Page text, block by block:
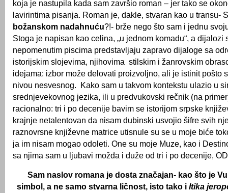
koja je nastupila kada sam završio roman – jer tako se
lavirintima pisanja. Roman je, dakle, stvaran kao u transu-
božanskom nadahnuću?!- brže nego što sam i jednu
Stoga je napisan kao celina, „u jednom komadu“, a dijalozi
nepomenutim piscima predstavljaju zapravo dijaloge sa
istorijskim slojevima, njihovima stilskim i žanrovskim
idejama: izbor može delovati proizvoljno, ali je istinit pošto
nivou nesvesnog. Kako sam u takvom kontekstu ulazio u
srednjevekovnog jezika, ili u predvukovski rečnik (na
racionalno: tri i po decenije bavim se istorijom srpske
krajnje netalentovan da nisam dubinski usvojio šifre svih
raznovrsne književne matrice utisnule su se u moje biće
ja im nisam mogao odoleti. One su moje Muze, kao i
sa njima sam u ljubavi možda i duže od tri i po decenije,
Sam naslov romana je dosta značajan- kao što je
simbol, a ne samo stvarna ličnost, isto tako i Itika